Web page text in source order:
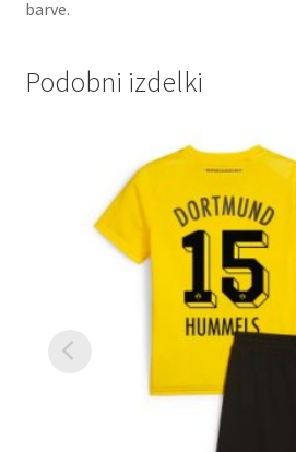
barve.
Podobni izdelki